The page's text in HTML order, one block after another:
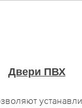
Двери ПВХ